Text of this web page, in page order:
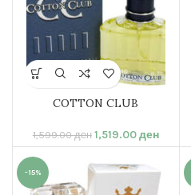
COTTON CLUB
1,599.00ден 1,519.00ден
-15%